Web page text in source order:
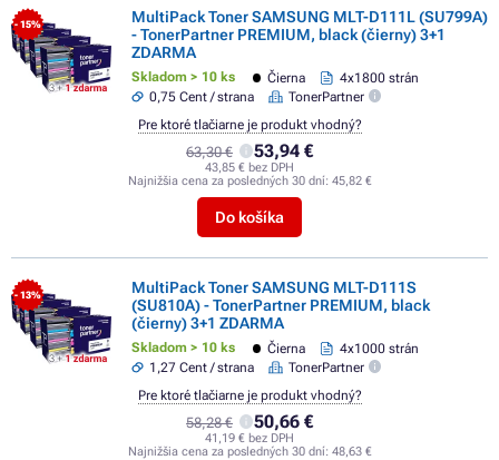
- 15%
MultiPack Toner SAMSUNG MLT-D111L (SU799A)
- TonerPartner PREMIUM, black (čierny) 3+1
ZDARMA
Skladom > 10 ks Čierna
4x1800 strán
0,75 Cent / strana
TonerPartner
63,30 € 53,94 €
43,85 € bez DPH
Najnižšia cena za posledných 30 dní: 45,82 €
Do košíka
Pre ktoré tlačiarne je produkt vhodný?
- 13%
MultiPack Toner SAMSUNG MLT-D111S
(SU810A) - TonerPartner PREMIUM, black
(čierny) 3+1 ZDARMA
Skladom > 10 ks Čierna
4x1000 strán
1,27 Cent / strana
TonerPartner
58,28 € 50,66 €
41,19 € bez DPH
Najnižšia cena za posledných 30 dní: 48,63 €
Pre ktoré tlačiarne je produkt vhodný?